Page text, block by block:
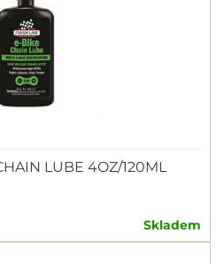
LUBE 4OZ/120ML
Skladem